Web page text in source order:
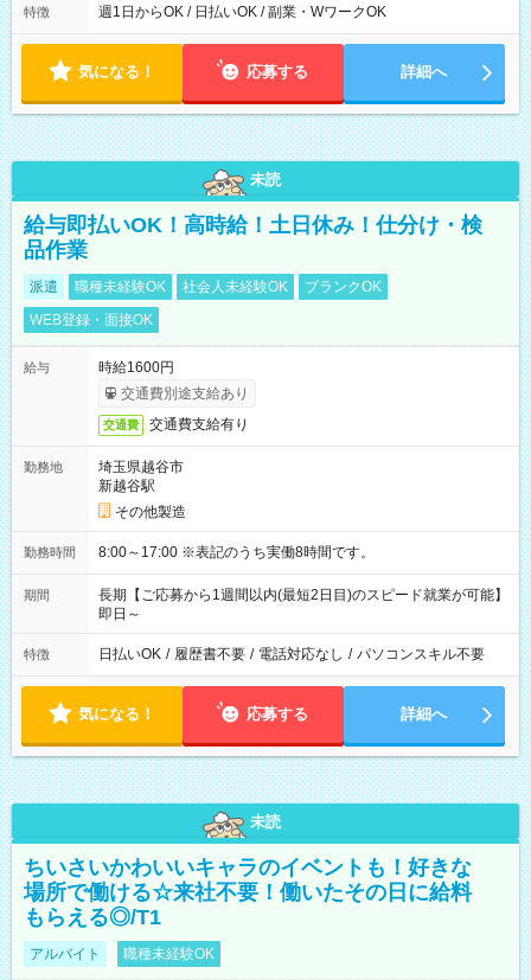
ら翌7時 ■23時から翌8時 ■24時から翌9時 など ※上記の時間
ます。 ※曜日固定（毎週同じ曜日での勤務となります）
特徴 週1日からOK / 日払いOK / 副業・WワークOK
気になる！ 応募する 詳細へ
未読
給与即払いOK！高時給！土日休み！仕分け・検
品作業
派遣 職種未経験OK 社会人未経験OK
ブランクOK
WEB登録・面接OK
給与
時給1600円
交通費別途支給あり
交通費 交通費支給有り
勤務地
埼玉県越谷市
新越谷駅
その他製造
勤務時間 8:00～17:00 ※表記のうち実働8時間です。
期間
長期【ご応募から1週間以内(最短2日目)のスピード就業が可能】
即日～
特徴 日払いOK / 履歴書不要 / 電話対応なし / パソコンスキル不要
気になる！ 応募する 詳細へ
未読
ちいさいかわいいキャラのイベントも！好きな
場所で働ける☆来社不要！働いたその日に給料
もらえる◎/T1
アルバイト 職種未経験OK